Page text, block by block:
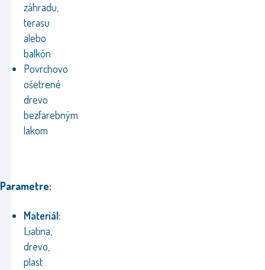
záhradu,
terasu
alebo
balkón
Povrchovo
ošetrené
drevo
bezfarebným
lakom
Parametre:
Materiál:
Liatina,
drevo,
plast